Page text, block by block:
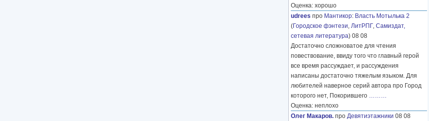
Оценка: хорошо
udrees про Мантикор: Власть Мотылька 2
(Городское фэнтези, ЛитРПГ, Самиздат,
сетевая литература) 08 08
Достаточно сложноватое для чтения
повествование, ввиду того что главный герой
все время рассуждает, и рассуждения
написаны достаточно тяжелым языком. Для
любителей наверное серий автора про Город
которого нет, Покорившего ………
Оценка: неплохо
Олег Макаров. про Девятиэтажники 08 08